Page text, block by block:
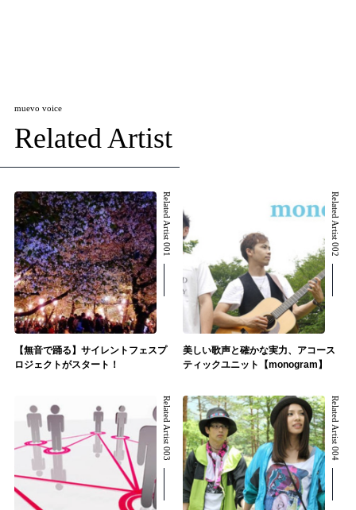
muevo voice
Related Artist
Related Artist 001
【無音で踊る】サイレントフェスプ
ロジェクトがスタート！
Related Artist 002
美しい歌声と確かな実力、アコース
ティックユニット【monogram】
Related Artist 003 Related Artist 004